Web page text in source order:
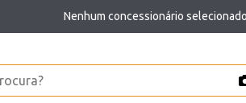
Nenhum concessionário selecionado